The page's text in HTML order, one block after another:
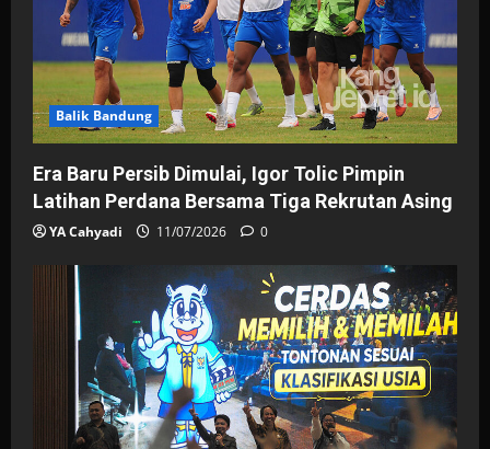
Balik Bandung
Era Baru Persib Dimulai, Igor Tolic Pimpin
Latihan Perdana Bersama Tiga Rekrutan Asing
YA Cahyadi 11/07/2026 0